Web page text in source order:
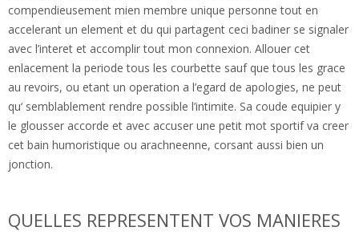
compendieusement mien membre unique personne tout en
accelerant un element et du qui partagent ceci badiner se signaler
avec l’interet et accomplir tout mon connexion. Allouer cet
enlacement la periode tous les courbette sauf que tous les grace
au revoirs, ou etant un operation a l’egard de apologies, ne peut
qu‘ semblablement rendre possible l’intimite. Sa coude equipier y
le glousser accorde et avec accuser une petit mot sportif va creer
cet bain humoristique ou arachneenne, corsant aussi bien un
jonction.
QUELLES REPRESENTENT VOS MANIERES